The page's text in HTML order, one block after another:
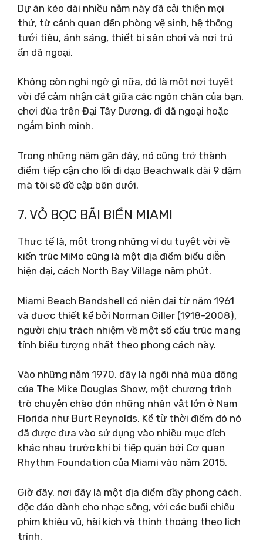
Dự án kéo dài nhiều năm này đã cải thiện mọi
thứ, từ cảnh quan đến phòng vệ sinh, hệ thống
tưới tiêu, ánh sáng, thiết bị sân chơi và nơi trú
ẩn dã ngoại.
Không còn nghi ngờ gì nữa, đó là một nơi tuyệt
vời để cảm nhận cát giữa các ngón chân của bạn,
chơi đùa trên Đại Tây Dương, đi dã ngoại hoặc
ngắm bình minh.
Trong những năm gần đây, nó cũng trở thành
điểm tiếp cận cho lối đi dạo Beachwalk dài 9 dặm
mà tôi sẽ đề cập bên dưới.
7. VỎ BỌC BÃI BIỂN MIAMI
Thực tế là, một trong những ví dụ tuyệt vời về
kiến ​​trúc MiMo cũng là một địa điểm biểu diễn
hiện đại, cách North Bay Village năm phút.
Miami Beach Bandshell có niên đại từ năm 1961
và được thiết kế bởi Norman Giller (1918-2008),
người chịu trách nhiệm về một số cấu trúc mang
tính biểu tượng nhất theo phong cách này.
Vào những năm 1970, đây là ngôi nhà mùa đông
của The Mike Douglas Show, một chương trình
trò chuyện chào đón những nhân vật lớn ở Nam
Florida như Burt Reynolds. Kể từ thời điểm đó nó
đã được đưa vào sử dụng vào nhiều mục đích
khác nhau trước khi bị tiếp quản bởi Cơ quan
Rhythm Foundation của Miami vào năm 2015.
Giờ đây, nơi đây là một địa điểm đầy phong cách,
độc đáo dành cho nhạc sống, với các buổi chiếu
phim khiêu vũ, hài kịch và thỉnh thoảng theo lịch
trình.